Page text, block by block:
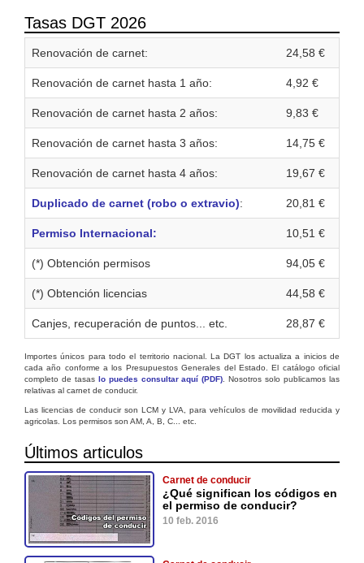
Tasas DGT 2026
Renovación de carnet: 24,58 €
Renovación de carnet hasta 1 año: 4,92 €
Renovación de carnet hasta 2 años: 9,83 €
Renovación de carnet hasta 3 años: 14,75 €
Renovación de carnet hasta 4 años: 19,67 €
Duplicado de carnet (robo o extravio): 20,81 €
Permiso Internacional: 10,51 €
(*) Obtención permisos 94,05 €
(*) Obtención licencias 44,58 €
Canjes, recuperación de puntos... etc. 28,87 €
Importes únicos para todo el territorio nacional. La DGT los actualiza a inicios de
cada año conforme a los Presupuestos Generales del Estado. El catálogo oficial
completo de tasas lo puedes consultar aquí (PDF) . Nosotros solo publicamos las
relativas al carnet de conducir.
Las licencias de conducir son LCM y LVA, para vehículos de movilidad reducida y
agricolas. Los permisos son AM, A, B, C... etc.
Últimos articulos
Carnet de conducir
¿Qué significan los códigos en
el permiso de conducir?
10 feb. 2016